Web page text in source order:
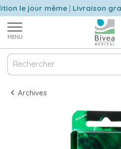
le jour même|Livraison
MENU
Archives